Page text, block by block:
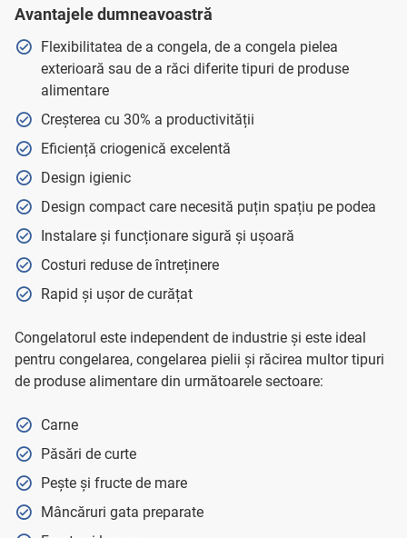
Avantajele dumneavoastră
Flexibilitatea de a congela, de a congela pielea
exterioară sau de a răci diferite tipuri de produse
alimentare
Creșterea cu 30% a productivității
Eficiență criogenică excelentă
Design igienic
Design compact care necesită puțin spațiu pe podea
Instalare și funcționare sigură și ușoară
Costuri reduse de întreținere
Rapid și ușor de curățat
Congelatorul este independent de industrie și este ideal
pentru congelarea, congelarea pielii și răcirea multor tipuri
de produse alimentare din următoarele sectoare:
Carne
Păsări de curte
Pește și fructe de mare
Mâncăruri gata preparate